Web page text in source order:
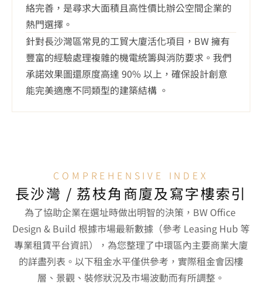
絡完善，是尋求大面積且高性價比辦公空間企業的
熱門選擇。
針對長沙灣區常見的工貿大廈活化項目，BW 擁有
豐富的經驗處理複雜的機電統籌與消防要求。我們
承諾效果圖還原度高達 90% 以上，確保設計創意
能完美適應不同類型的建築結構 。
COMPREHENSIVE INDEX
長沙灣 / 荔枝角商廈及寫字樓索引
為了協助企業在選址時做出明智的決策，BW Office
Design & Build 根據市場最新數據（參考 Leasing Hub 等
專業租賃平台資訊），為您整理了中環區內主要商業大廈
的詳盡列表。以下租金水平僅供參考，實際租金會因樓
層、景觀、裝修狀況及市場波動而有所調整。